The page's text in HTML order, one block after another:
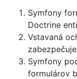
Symfony
Doctrine
Vstavaná
Symfony
formulárov